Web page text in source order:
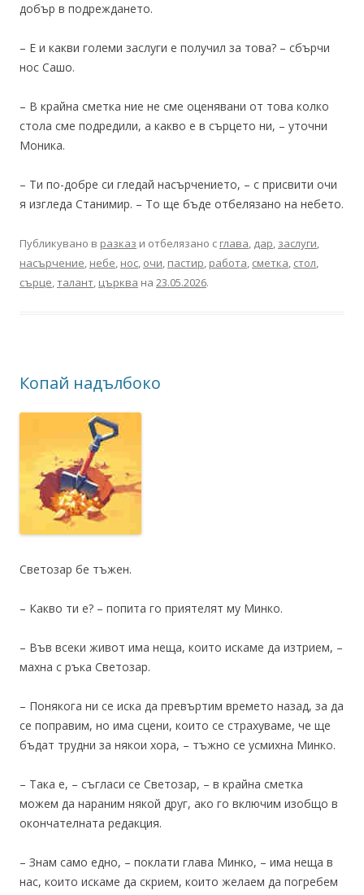
добър в подреждането.
– Е и какви големи заслуги е получил за това? – сбърчи
нос Сашо.
– В крайна сметка ние не сме оценявани от това колко
стола сме подредили, а какво е в сърцето ни, – уточни
Моника.
– Ти по-добре си гледай насърчението, – с присвити очи
я изгледа Станимир. – То ще бъде отбелязано на небето.
Публикувано в разказ и отбелязано с глава, дар, заслуги,
насърчение, небе, нос, очи, пастир, работа, сметка, стол,
сърце,талант, църква на 23.05.2026.
Копай надълбоко
Светозар бе тъжен.
– Какво ти е? – попита го приятелят му Минко.
– Във всеки живот има неща, които искаме да изтрием, –
махна с ръка Светозар.
– Понякога ни се иска да превъртим времето назад, за да
се поправим, но има сцени, които се страхуваме, че ще
бъдат трудни за някои хора, – тъжно се усмихна Минко.
– Така е, – съгласи се Светозар, – в крайна сметка
можем да нараним някой друг, ако го включим изобщо в
окончателната редакция.
– Знам само едно, – поклати глава Минко, – има неща в
нас, които искаме да скрием, които желаем да погребем